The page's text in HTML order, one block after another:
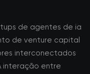
de agentes de ia
de venture capital
interconectados
interação entre